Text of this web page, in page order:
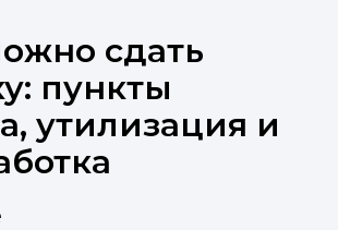
сдать
пункты
утилизация и